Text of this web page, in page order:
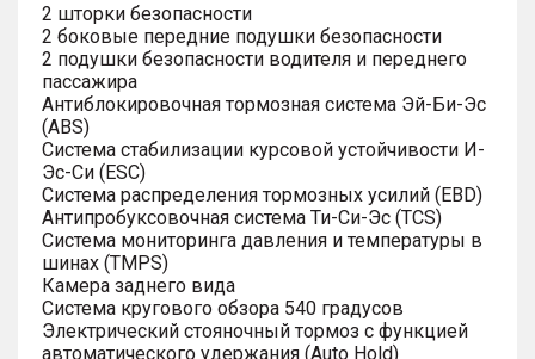
2 шторки безопасности
2 боковые передние подушки безопасности
2 подушки безопасности водителя и переднего
пассажира
Антиблокировочная тормозная система Эй-Би-Эс
(ABS)
Система стабилизации курсовой устойчивости И-
Эс-Си (ESC)
Система распределения тормозных усилий (EBD)
Антипробуксовочная система Ти-Си-Эс (TCS)
Система мониторинга давления и температуры в
шинах (TMPS)
Камера заднего вида
Система кругового обзора 540 градусов
Электрический стояночный тормоз с функцией
автоматического удержания (Auto Hold)